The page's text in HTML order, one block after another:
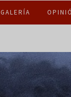
GALERÍA